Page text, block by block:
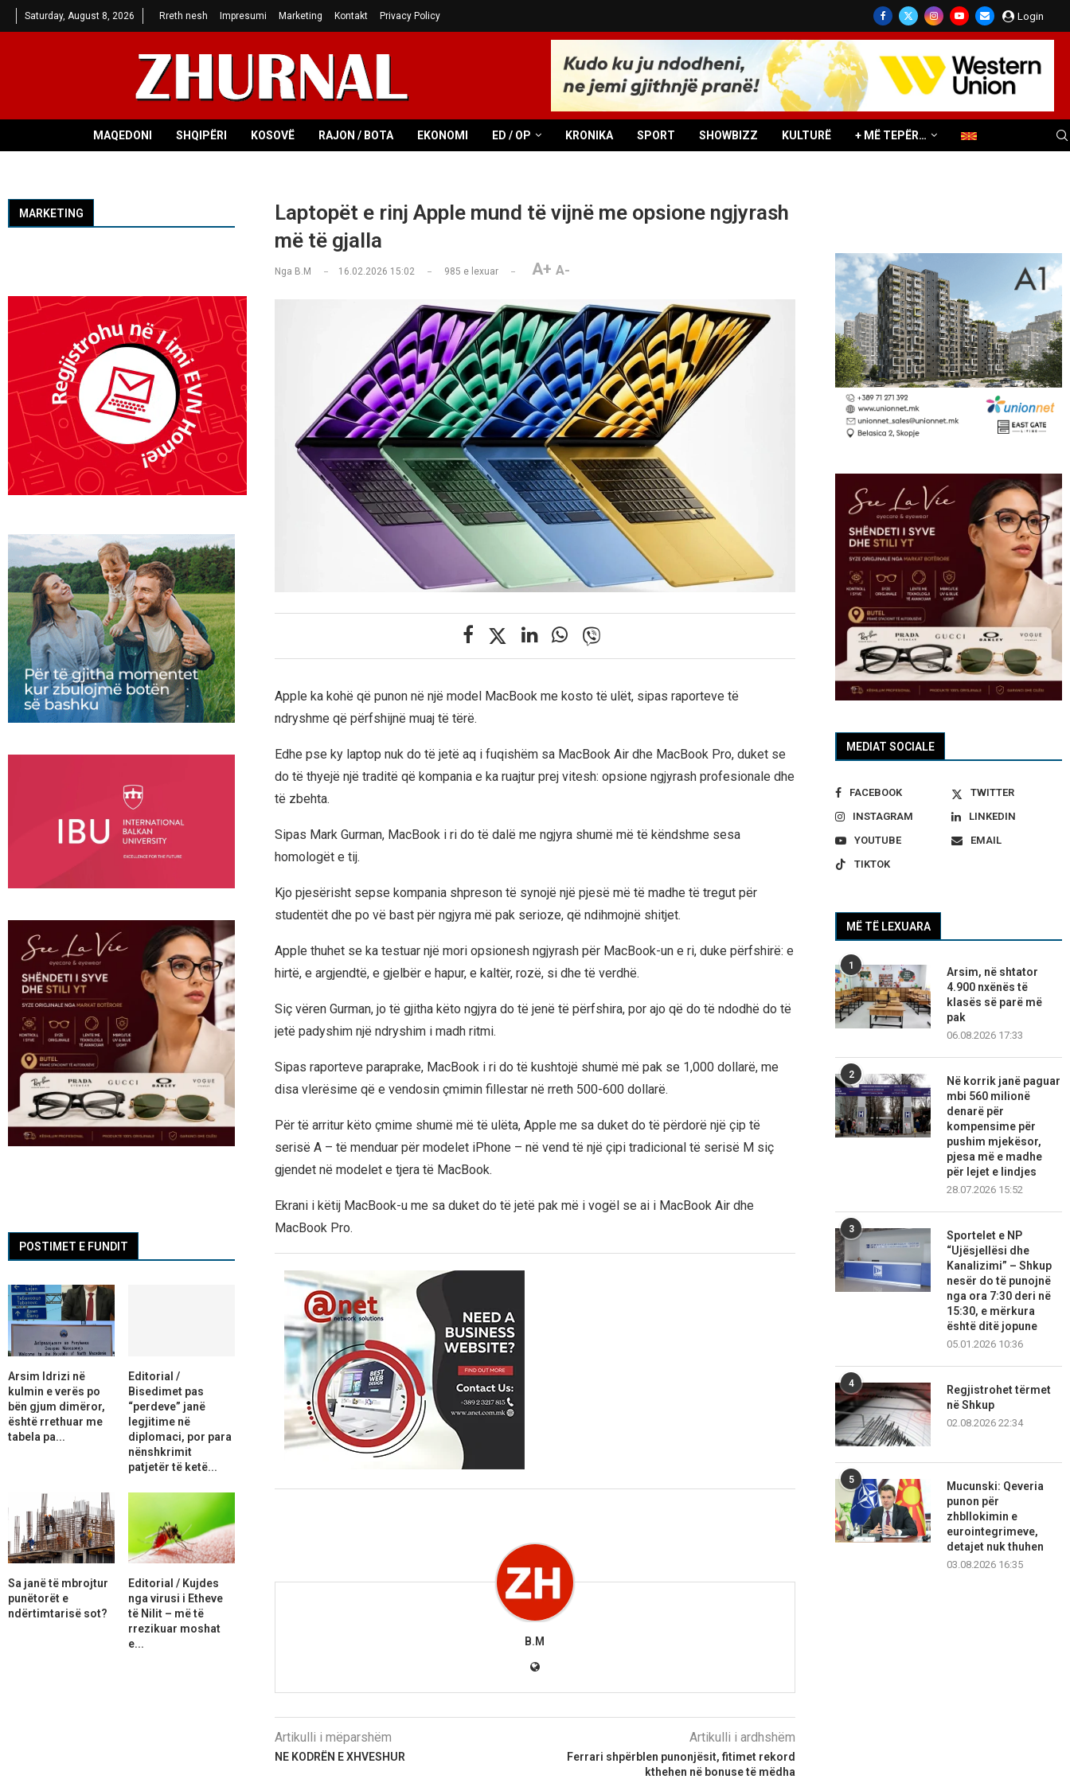
Saturday, August 8, 2026 Rreth nesh Impresumi Marketing Kontakt Privacy Policy Login
MAQEDONI SHQIPËRI KOSOVË RAJON / BOTA EKONOMI ED / OP KRONIKA SPORT SHOWBIZZ KULTURË + MË TEPËR…
Laptopët e rinj Apple mund të vijnë me opsione ngjyrash
më të gjalla
Nga B.M 16.02.2026 15:02 985 e lexuar A+ A-
Apple ka kohë që punon në një model MacBook me kosto të ulët, sipas raporteve të
ndryshme që përfshijnë muaj të tërë.
Edhe pse ky laptop nuk do të jetë aq i fuqishëm sa MacBook Air dhe MacBook Pro, duket se
do të thyejë një traditë që kompania e ka ruajtur prej vitesh: opsione ngjyrash profesionale dhe
të zbehta.
Sipas Mark Gurman, MacBook i ri do të dalë me ngjyra shumë më të këndshme sesa
homologët e tij.
Kjo pjesërisht sepse kompania shpreson të synojë një pjesë më të madhe të tregut për
studentët dhe po vë bast për ngjyra më pak serioze, që ndihmojnë shitjet.
Apple thuhet se ka testuar një mori opsionesh ngjyrash për MacBook-un e ri, duke përfshirë: e
hirtë, e argjendtë, e gjelbër e hapur, e kaltër, rozë, si dhe të verdhë.
Siç vëren Gurman, jo të gjitha këto ngjyra do të jenë të përfshira, por ajo që do të ndodhë do të
jetë padyshim një ndryshim i madh ritmi.
Sipas raporteve paraprake, MacBook i ri do të kushtojë shumë më pak se 1,000 dollarë, me
disa vlerësime që e vendosin çmimin fillestar në rreth 500-600 dollarë.
Për të arritur këto çmime shumë më të ulëta, Apple me sa duket do të përdorë një çip të
serisë A – të menduar për modelet iPhone – në vend të një çipi tradicional të serisë M siç
gjendet në modelet e tjera të MacBook.
Ekrani i këtij MacBook-u me sa duket do të jetë pak më i vogël se ai i MacBook Air dhe
MacBook Pro.
B.M
Artikulli i mëparshëm
NE KODRËN E XHVESHUR
Artikulli i ardhshëm
Ferrari shpërblen punonjësit, fitimet rekord
kthehen në bonuse të mëdha
MEDIAT SOCIALE
FACEBOOK
TWITTER
INSTAGRAM
LINKEDIN
YOUTUBE
EMAIL
TIKTOK
MË TË LEXUARA
1
Arsim, në shtator
4.900 nxënës të
klasës së parë më
pak
06.08.2026 17:33
2
Në korrik janë paguar
mbi 560 milionë
denarë për
kompensime për
pushim mjekësor,
pjesa më e madhe
për lejet e lindjes
28.07.2026 15:52
3
Sportelet e NP
“Ujësjellësi dhe
Kanalizimi” – Shkup
nesër do të punojnë
nga ora 7:30 deri në
15:30, e mërkura
është ditë jopune
05.01.2026 10:36
4
Regjistrohet tërmet
në Shkup
02.08.2026 22:34
5
Mucunski: Qeveria
punon për
zhbllokimin e
eurointegrimeve,
detajet nuk thuhen
03.08.2026 16:35
MARKETING
POSTIMET E FUNDIT
Arsim Idrizi në
kulmin e verës po
bën gjum dimëror,
është rrethuar me
tabela pa...
Editorial /
Bisedimet pas
“perdeve” janë
legjitime në
diplomaci, por para
nënshkrimit
patjetër të ketë...
Sa janë të mbrojtur
punëtorët e
ndërtimtarisë sot?
Editorial / Kujdes
nga virusi i Etheve
të Nilit – më të
rrezikuar moshat
e...